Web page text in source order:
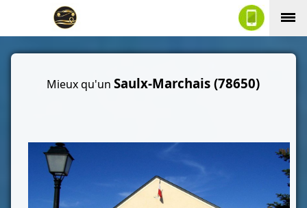
Mieux qu'unSaulx-Marchais (78650)